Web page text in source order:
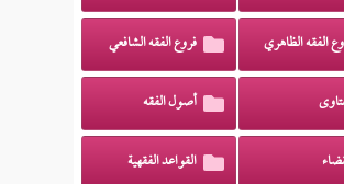
الفقه الظاهري فروع الفقه الشافعي
أصول الفقه
القواعد الفقهية